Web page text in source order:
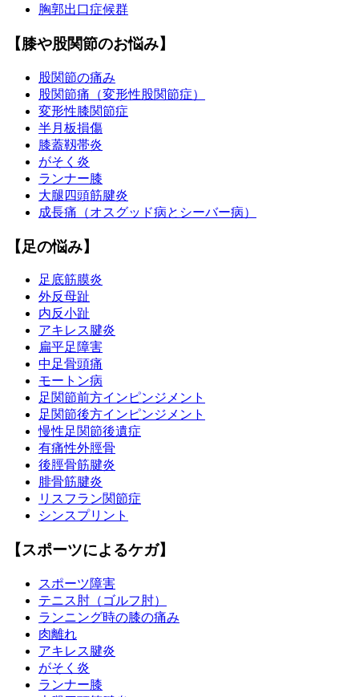
胸郭出口症候群
【膝や股関節のお悩み】
股関節の痛み
股関節痛（変形性股関節症）
変形性膝関節症
半月板損傷
膝蓋靱帯炎
がそく炎
ランナー膝
大腿四頭筋腱炎
成長痛（オスグッド病とシーバー病）
【足の悩み】
足底筋膜炎
外反母趾
内反小趾
アキレス腱炎
扁平足障害
中足骨頭痛
モートン病
足関節前方インピンジメント
足関節後方インピンジメント
慢性足関節後遺症
有痛性外脛骨
後脛骨筋腱炎
腓骨筋腱炎
リスフラン関節症
シンスプリント
【スポーツによるケガ】
スポーツ障害
テニス肘（ゴルフ肘）
ランニング時の膝の痛み
肉離れ
アキレス腱炎
がそく炎
ランナー膝